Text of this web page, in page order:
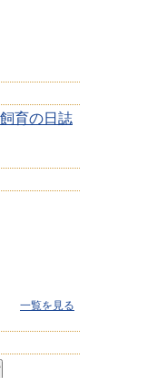
育の日誌
一覧を見る